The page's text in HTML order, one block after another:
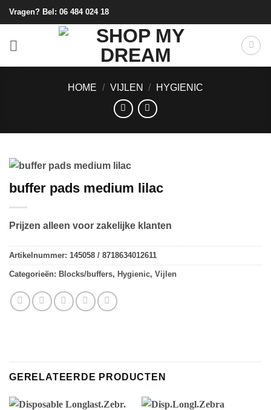
Ga
naar
Vragen? Bel: 06 484 024 18
HOME / VIJLEN / HYGIENIC
buffer pads medium lilac
Prijzen alleen voor zakelijke klanten
Artikelnummer: 145058 / 8718634012611
Categorieën: Blocks/buffers, Hygienic, Vijlen
GERELATEERDE PRODUCTEN